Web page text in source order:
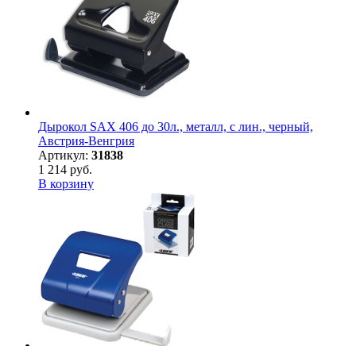
Дырокол SAX 406 до 30л., металл, с лин., черный,
Австрия-Венгрия
Артикул: 31838
1 214 руб.
В корзину